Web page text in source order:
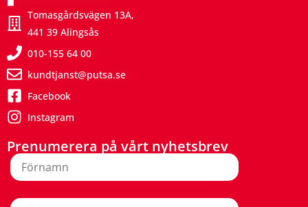
Tomasgårdsvägen 13A,
441 39 Alingsås
010-155 64 00
kundtjanst@putsa.se
Facebook
Instagram
Prenumerera på vårt nyhetsbrev